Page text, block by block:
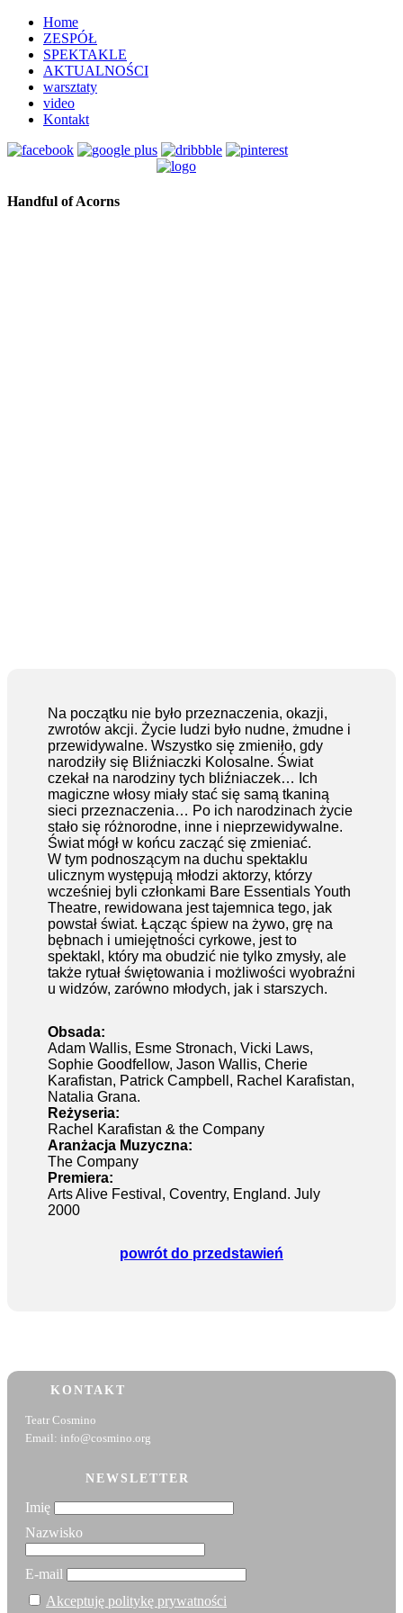
Home
ZESPÓŁ
SPEKTAKLE
AKTUALNOŚCI
warsztaty
video
Kontakt
Handful of Acorns
Na początku nie było przeznaczenia, okazji,
zwrotów akcji. Życie ludzi było nudne, żmudne i
przewidywalne. Wszystko się zmieniło, gdy
narodziły się Bliźniaczki Kolosalne. Świat
czekał na narodziny tych bliźniaczek… Ich
magiczne włosy miały stać się samą tkaniną
sieci przeznaczenia… Po ich narodzinach życie
stało się różnorodne, inne i nieprzewidywalne.
Świat mógł w końcu zacząć się zmieniać.
W tym podnoszącym na duchu spektaklu
ulicznym występują młodzi aktorzy, którzy
wcześniej byli członkami Bare Essentials Youth
Theatre, rewidowana jest tajemnica tego, jak
powstał świat. Łącząc śpiew na żywo, grę na
bębnach i umiejętności cyrkowe, jest to
spektakl, który ma obudzić nie tylko zmysły, ale
także rytuał świętowania i możliwości wyobraźni
u widzów, zarówno młodych, jak i starszych.
Obsada:
Adam Wallis, Esme Stronach, Vicki Laws,
Sophie Goodfellow, Jason Wallis, Cherie
Karafistan, Patrick Campbell, Rachel Karafistan,
Natalia Grana.
Reżyseria:
Rachel Karafistan & the Company
Aranżacja Muzyczna:
The Company
Premiera:
Arts Alive Festival, Coventry, England. July
2000
powrót do przedstawień
KONTAKT
Teatr Cosmino
Email: info@cosmino.org
NEWSLETTER
Imię
Nazwisko
E-mail
Akceptuję politykę prywatności